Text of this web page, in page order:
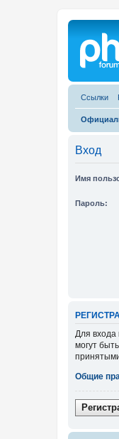
Ссылки
Вход
Имя
Пароль:
РЕГИСТР
Для входа
могут
Общие
Регистр